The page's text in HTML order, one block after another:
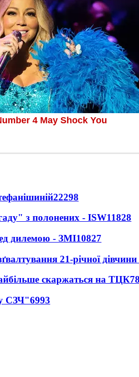
22298
з полонених - ISW11828
дилемою - ЗМІ10827
21-річної дівчини
скаржаться на ТЦК
СЗЧ"6993